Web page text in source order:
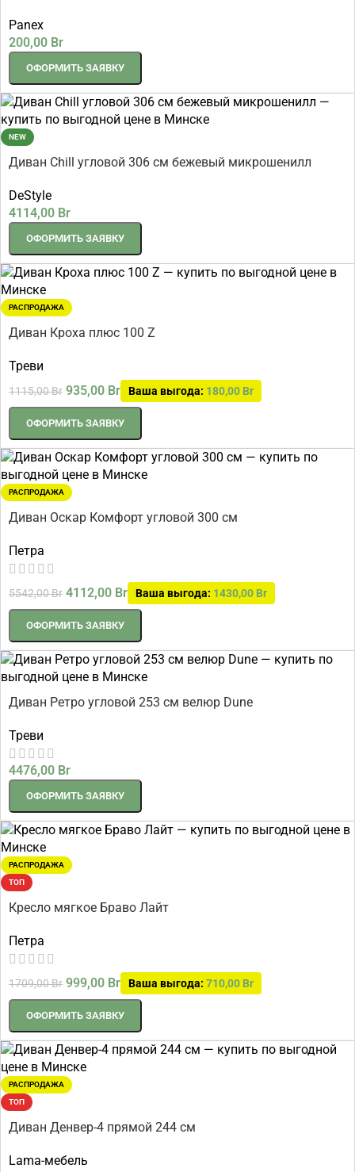
Panex
200,00 Br
ОФОРМИТЬ ЗАЯВКУ
NEW
Диван Chill угловой 306 см бежевый микрошенилл
DeStyle
4114,00 Br
ОФОРМИТЬ ЗАЯВКУ
РАСПРОДАЖА
Диван Кроха плюс 100 Z
Треви
1115,00Br 935,00 Br Ваша выгода: 180,00 Br
ОФОРМИТЬ ЗАЯВКУ
РАСПРОДАЖА
Диван Оскар Комфорт угловой 300 см
Петра
5542,00Br 4112,00 Br Ваша выгода: 1430,00 Br
ОФОРМИТЬ ЗАЯВКУ
Диван Ретро угловой 253 см велюр Dune
Треви
4476,00 Br
ОФОРМИТЬ ЗАЯВКУ
РАСПРОДАЖА
ТОП
Кресло мягкое Браво Лайт
Петра
1709,00Br 999,00 Br Ваша выгода: 710,00 Br
ОФОРМИТЬ ЗАЯВКУ
РАСПРОДАЖА
ТОП
Диван Денвер-4 прямой 244 см
Lama-мебель